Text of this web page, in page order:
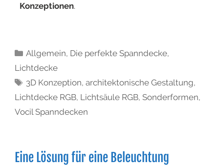
Konzeptionen.
Allgemein, Die perfekte Spanndecke,
Lichtdecke
3D Konzeption,architektonische Gestaltung,
Lichtdecke RGB, Lichtsäule RGB, Sonderformen,
Vocil Spanndecken
Eine Lösung für eine Beleuchtung